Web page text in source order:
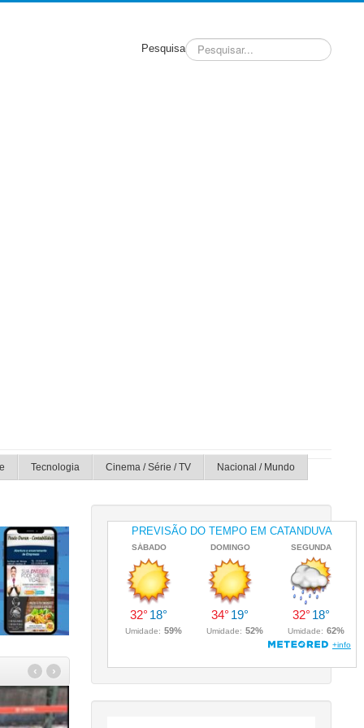
Pesquisa
Tecnologia Cinema / Série / TV Nacional / Mundo
›
‹